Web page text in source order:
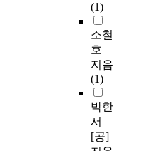
(1)
소철
호
지음
(1)
박한
서
[공]